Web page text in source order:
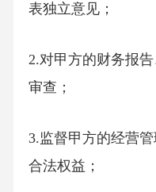
表独立意见；
2.对甲方的财务报
审查；
3.监督甲方的经营
合法权益；